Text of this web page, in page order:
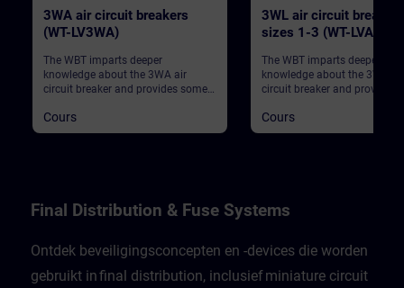
3WA air circuit breakers
(WT-LV3WA)
The WBT imparts deeper
knowledge about the 3WA air
circuit breaker and provides some
Cours
3WL air circuit breakers
sizes 1-3 (WT-LVA3WL)
The WBT imparts deeper
knowledge about the 3WL air
circuit breaker and provides
Cours
Final Distribution & Fuse Systems
Ontdek beveiligingsconcepten en -devices die worden
gebruikt in final distribution, inclusief miniature circuit